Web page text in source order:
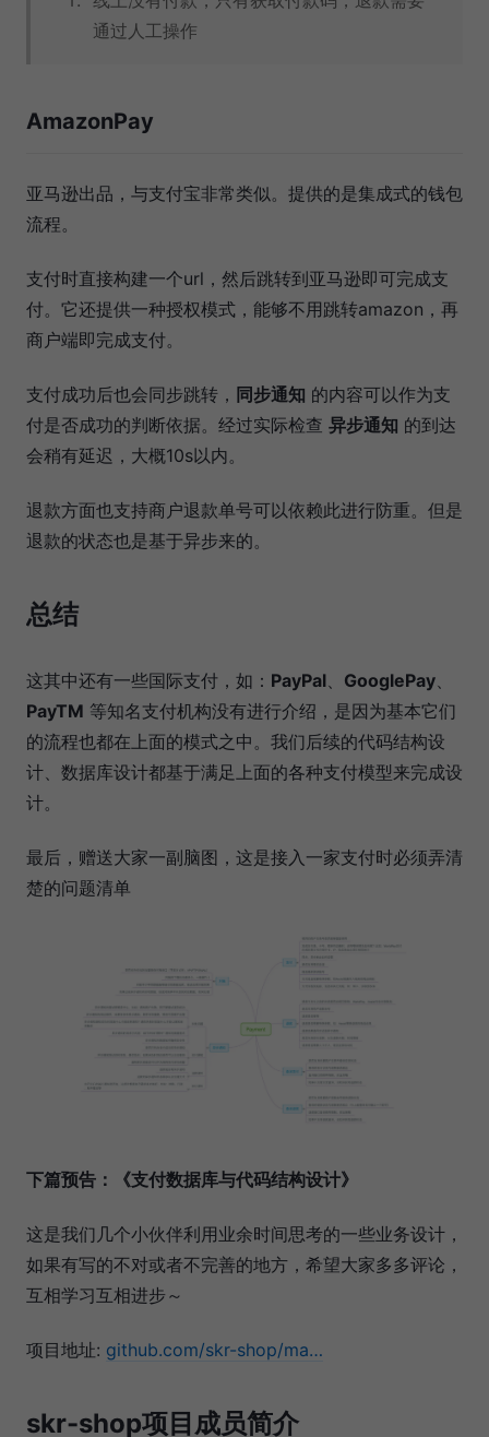
通过人工操作
AmazonPay
亚马逊出品，与支付宝非常类似。提供的是集成式的钱包
流程。
支付时直接构建一个url，然后跳转到亚马逊即可完成支
付。它还提供一种授权模式，能够不用跳转amazon，再
商户端即完成支付。
支付成功后也会同步跳转， 同步通知 的内容可以作为支
付是否成功的判断依据。经过实际检查 异步通知 的到达
会稍有延迟，大概10s以内。
退款方面也支持商户退款单号可以依赖此进行防重。但是
退款的状态也是基于异步来的。
总结
这其中还有一些国际支付，如： PayPal、 GooglePay、
PayTM 等知名支付机构没有进行介绍，是因为基本它们
的流程也都在上面的模式之中。我们后续的代码结构设
计、数据库设计都基于满足上面的各种支付模型来完成设
计。
最后，赠送大家一副脑图，这是接入一家支付时必须弄清
楚的问题清单
下篇预告：《支付数据库与代码结构设计》
这是我们几个小伙伴利用业余时间思考的一些业务设计，
如果有写的不对或者不完善的地方，希望大家多多评论，
互相学习互相进步～
项目地址: github.com/skr-shop/ma…
skr-shop项目成员简介